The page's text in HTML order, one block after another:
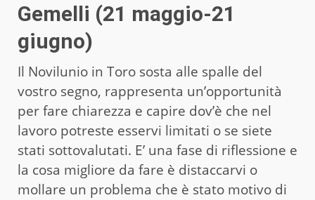
Gemelli (21 maggio-21
giugno)
Il Novilunio in Toro sosta alle spalle del
vostro segno, rappresenta un’opportunità
per fare chiarezza e capire dov’è che nel
lavoro potreste esservi limitati o se siete
stati sottovalutati. E’ una fase di riflessione e
la cosa migliore da fare è distaccarvi o
mollare un problema che è stato motivo di